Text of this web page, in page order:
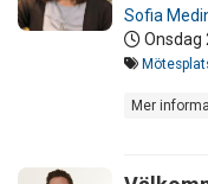
Sofia
Onsdag
Mer